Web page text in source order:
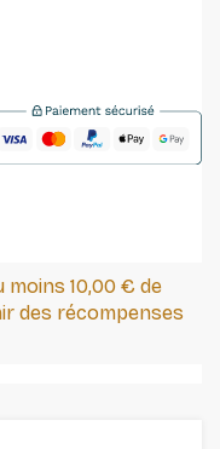
10,00 € de
des récompenses